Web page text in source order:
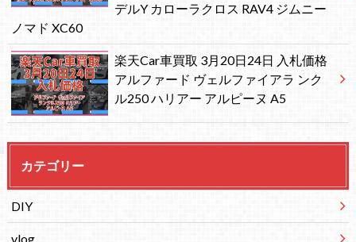
デルY カローラクロス RAV4 ジムニー
ノマド XC60
楽天Car車買取 3月20日24日 入札価格
アルファード ヴェルファイアラ ンク
ル250 ハリアー アルピーヌ A5
カテゴリー
DIY
vlog